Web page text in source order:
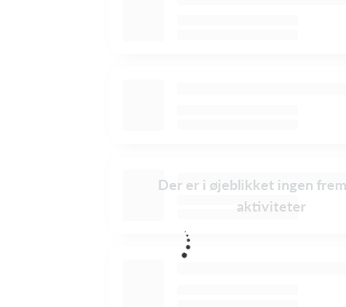
Der er i øjeblikket ingen
aktiviteter